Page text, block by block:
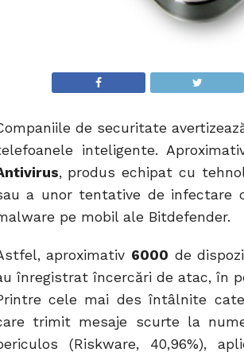
de securitate
inteligente.
, produs echipat cu
a unor tentative de infectare
pe mobil ale Bitdefender.
aproximativ 6000 de
înregistrat încercări de atac, în
cele mai des întâlnite
trimit mesaje scurte la
(Riskware, 40,96%),